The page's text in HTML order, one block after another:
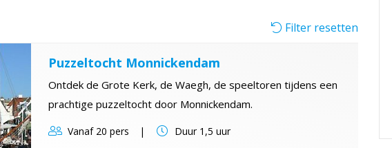
Filter resetten
Puzzeltocht Monnickendam
Ontdek de Grote Kerk, de Waegh, de speeltoren tijdens een
prachtige puzzeltocht door Monnickendam.
Vanaf20 pers Duur1,5 uur